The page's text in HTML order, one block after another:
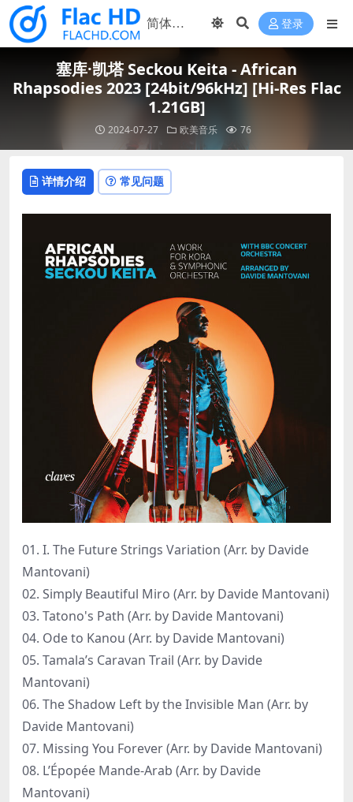
登录
塞库·凯塔 Seckou Keita - African
Rhapsodies 2023 [24bit/96kHz] [Hi-Res Flac
1.21GB]
2024-07-27 欧美音乐 76
详情介绍 常见问题
01. I. The Future Striпgs Variation (Arr. by Davide
Mantovani)
02. Simply Beautiful Miro (Arr. by Davide Mantovani)
03. Tatono's Path (Arr. by Davide Mantovani)
04. Ode to Kanou (Arr. by Davide Mantovani)
05. Tamala’s Caravan Trail (Arr. by Davide
Mantovani)
06. The Shadow Left by the Invisible Man (Arr. by
Davide Mantovani)
07. Missing You Forever (Arr. by Davide Mantovani)
08. L’Épopée Mande-Arab (Arr. by Davide
Mantovani)